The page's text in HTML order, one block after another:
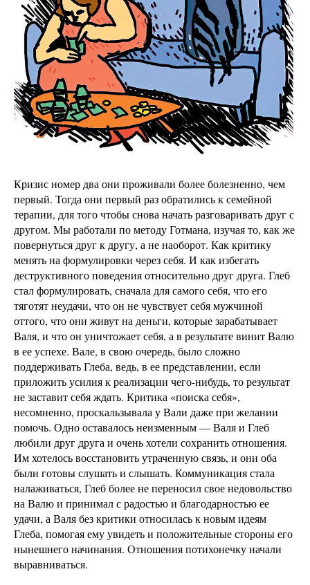
Кризис номер два они проживали более болезненно, чем
первый. Тогда они первый раз обратились к семейной
терапии, для того чтобы снова начать разговаривать друг с
другом. Мы работали по методу Готмана, изучая то, как же
повернуться друг к другу, а не наоборот. Как критику
менять на формулировки через себя. И как избегать
деструктивного поведения относительно друг друга. Глеб
стал формулировать, сначала для самого себя, что его
тяготят неудачи, что он не чувствует себя мужчиной
оттого, что они живут на деньги, которые зарабатывает
Валя, и что он уничтожает себя, а в результате винит Валю
в ее успехе. Вале, в свою очередь, было сложно
поддерживать Глеба, ведь, в ее представлении, если
приложить усилия к реализации чего-нибудь, то результат
не заставит себя ждать. Критика «поиска себя»,
несомненно, проскальзывала у Вали даже при желании
помочь. Одно оставалось неизменным — Валя и Глеб
любили друг друга и очень хотели сохранить отношения.
Им хотелось восстановить утраченную связь, и они оба
были готовы слушать и слышать. Коммуникация стала
налаживаться, Глеб более не переносил свое недовольство
на Валю и принимал с радостью и благодарностью ее
удачи, а Валя без критики относилась к новым идеям
Глеба, помогая ему увидеть и положительные стороны его
нынешнего начинания. Отношения потихонечку начали
выравниваться.